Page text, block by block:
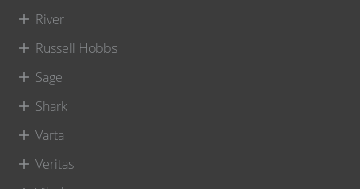
River
Russell Hobbs
Sage
Shark
Varta
Veritas